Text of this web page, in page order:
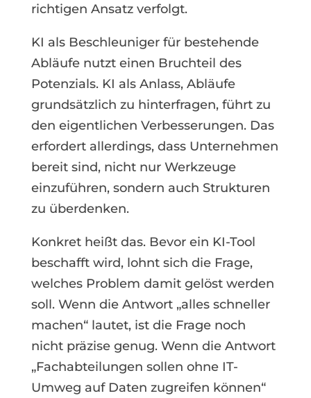
richtigen Ansatz verfolgt.
KI als Beschleuniger für bestehende
Abläufe nutzt einen Bruchteil des
Potenzials. KI als Anlass, Abläufe
grundsätzlich zu hinterfragen, führt zu
den eigentlichen Verbesserungen. Das
erfordert allerdings, dass Unternehmen
bereit sind, nicht nur Werkzeuge
einzuführen, sondern auch Strukturen
zu überdenken.
Konkret heißt das. Bevor ein KI-Tool
beschafft wird, lohnt sich die Frage,
welches Problem damit gelöst werden
soll. Wenn die Antwort „alles schneller
machen“ lautet, ist die Frage noch
nicht präzise genug. Wenn die Antwort
„Fachabteilungen sollen ohne IT-
Umweg auf Daten zugreifen können“